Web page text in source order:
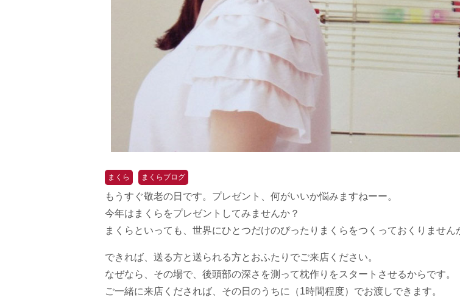
まくら まくらブログ
もうすぐ敬老の日です。プレゼント、何がいいか悩みますねーー。
今年はまくらをプレゼントしてみませんか？
まくらといっても、世界にひとつだけのぴったりまくらをつくっておくりません
できれば、送る方と送られる方とおふたりでご来店ください。
なぜなら、その場で、後頭部の深さを測って枕作りをスタートさせるからです。
ご一緒に来店くだされば、その日のうちに（1時間程度）でお渡しできます。